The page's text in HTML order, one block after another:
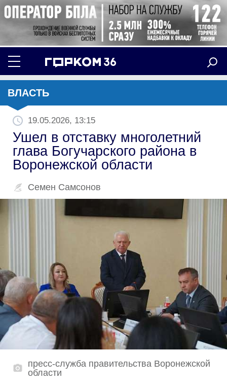
ВЛАСТЬ
19.05.2026, 13:15
Ушел в отставку многолетний
глава Богучарского района в
Воронежской области
Семен Самсонов
пресс-служба правительства Воронежской
области